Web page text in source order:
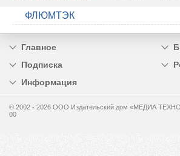
ФЛЮМТЭК
Главное
Подписка
Информация
© 2002 - 2026 OOO Издательский дом «МЕДИА
00